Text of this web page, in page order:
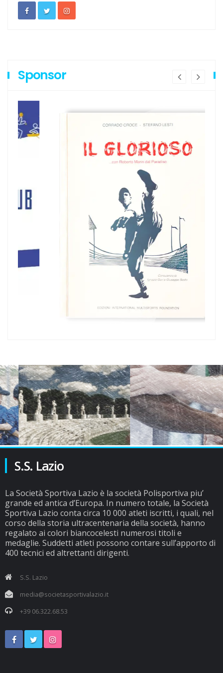
Sponsor
S.S. Lazio
La Società Sportiva Lazio è la società Polisportiva piu’
grande ed antica d’Europa. In numero totale, la Società
Sportiva Lazio conta circa 10 000 atleti iscritti, i quali, nel
corso della storia ultracentenaria della società, hanno
regalato ai colori biancocelesti numerosi titoli e
medaglie. Suddetti atleti possono contare sull’apporto di
400 tecnici ed altrettanti dirigenti.
S.S. Lazio
media@societasportivalazio.it
+39 06.322.68.53